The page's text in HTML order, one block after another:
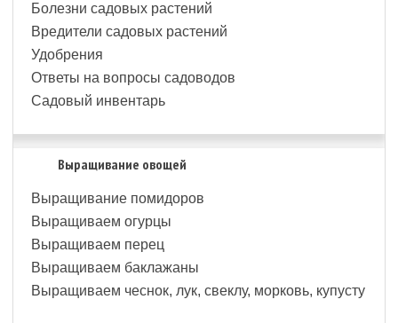
Болезни садовых растений
Вредители садовых растений
Удобрения
Ответы на вопросы садоводов
Садовый инвентарь
Выращивание овощей
Выращивание помидоров
Выращиваем огурцы
Выращиваем перец
Выращиваем баклажаны
Выращиваем чеснок, лук, свеклу, морковь, купусту